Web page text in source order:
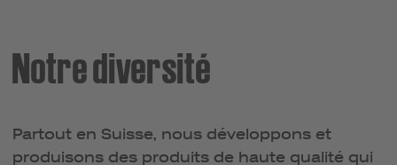
Notre diversité
Partout en Suisse, nous développons et
produisons des produits de haute qualité qui